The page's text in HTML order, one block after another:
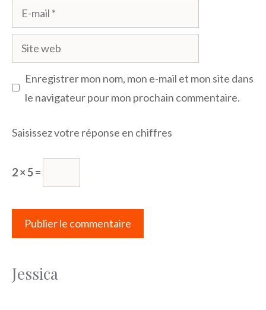
mail
Site
web
Enregistrer mon nom, mon e-mail et mon site dans
le navigateur pour mon prochain commentaire.
Saisissez votre réponse en chiffres
2 × 5 =
Jessica